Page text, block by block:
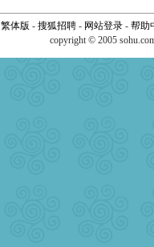
繁体版 - 搜狐招聘 - 网站登录 - 帮助
copyright © 2005